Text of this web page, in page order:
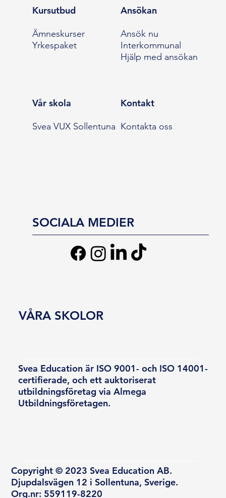
Kursutbud
Ämneskurser
Yrkespaket
Ansökan
Ansök nu
Interkommunal
Hjälp med ansökan
Vår skola
Svea VUX Sollentuna
Kontakt
Kontakta oss
SOCIALA MEDIER
Svea Education är ISO 9001- och ISO 14001-
certifierade, och ett auktoriserat
utbildningsföretag via Almega
Utbildningsföretagen.
Copyright © 2023 Svea Education AB.
Djupdalsvägen 12 i Sollentuna, Sverige.
Org.nr: 559119-8220
VÅRA SKOLOR